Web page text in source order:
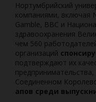
Нортумбрийский
компаниями, включая
Gamble, BBC и
здравоохранения
чем 560
организаций
подтверждают их
Соединенном
апов среди